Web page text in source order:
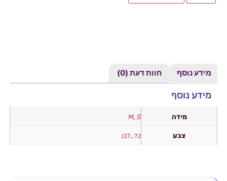
מידע נוסף חוות דעת (0)
מידע נוסף
מידה M, S
צבע בז׳,לבן